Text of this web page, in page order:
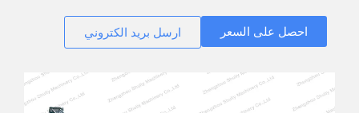
احصل على السعر ارسل بريد الكتروني